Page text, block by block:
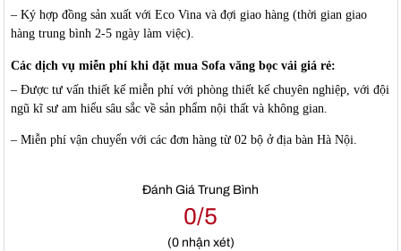
– Ký hợp đồng sản xuất với Eco Vina và đợi giao hàng (thời gian giao
hàng trung bình 2-5 ngày làm việc).
Các dịch vụ miễn phí khi đặt mua Sofa văng bọc vải giá rẻ:
– Được tư vấn thiết kế miễn phí với phòng thiết kế chuyên nghiệp, với đội
ngũ kĩ sư am hiểu sâu sắc về sản phẩm nội thất và không gian.
– Miễn phí vận chuyển với các đơn hàng từ 02 bộ ở địa bàn Hà Nội.
Đánh Giá Trung Bình
0/5
(0nhận xét)